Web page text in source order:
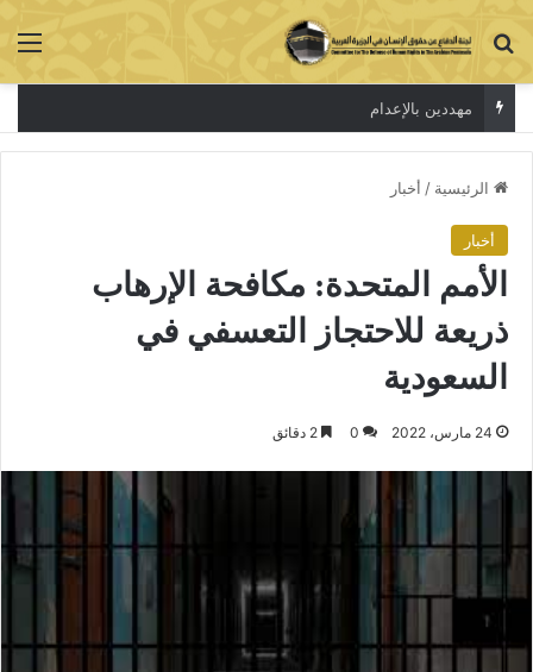
بحث عن
الاعتقال جريمة لا تخفي الحقيقة
الرئيسية / أخبار
أخبار
الأمم المتحدة: مكافحة الإرهاب
ذريعة للاحتجاز التعسفي في
السعودية
24 مارس، 2022 0